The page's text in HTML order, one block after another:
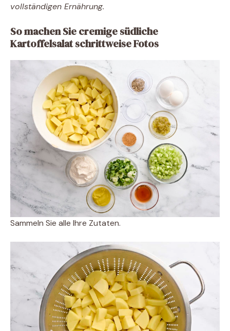
vollständigen Ernährung.
So machen Sie cremige südliche
Kartoffelsalat schrittweise Fotos
Sammeln Sie alle Ihre Zutaten.